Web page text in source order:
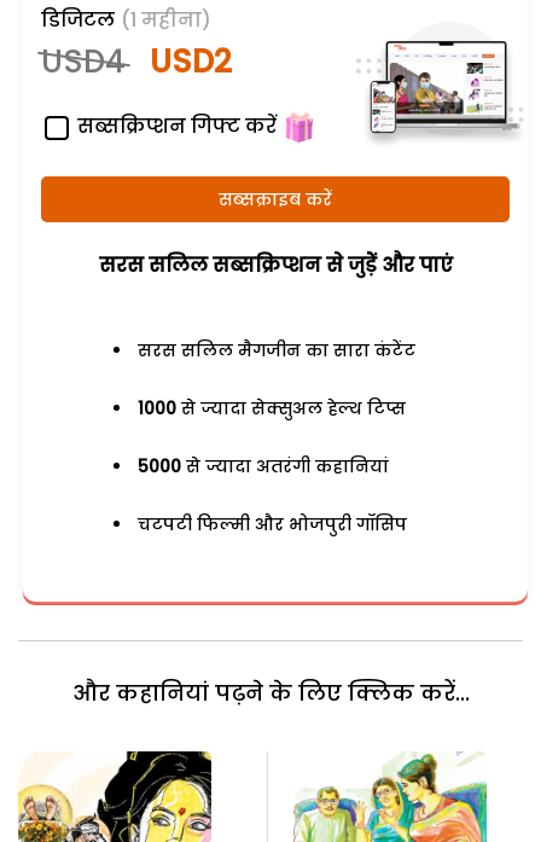
डिजिटल (1 महीना)
USD4 USD2
सब्सक्रिप्शन गिफ्ट करें
सब्सक्राइब करें
सरस सलिल सब्सक्रिप्शन से जुड़ेें और पाएं
सरस सलिल मैगजीन का सारा कंटेंट
1000 से ज्यादा सेक्सुअल हेल्थ टिप्स
5000 से ज्यादा अतरंगी कहानियां
चटपटी फिल्मी और भोजपुरी गॉसिप
और कहानियां पढ़ने के लिए क्लिक करें...